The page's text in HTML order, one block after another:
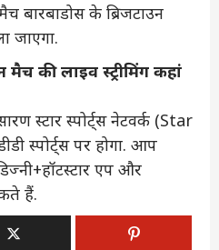
बारबाडोस के ब्रिजटाउन
जाएगा.
की लाइव स्ट्रीमिंग कहां
स्टार स्पोर्ट्स नेटवर्क (Star
स्पोर्ट्स पर होगा. आप
एप और
हैं.